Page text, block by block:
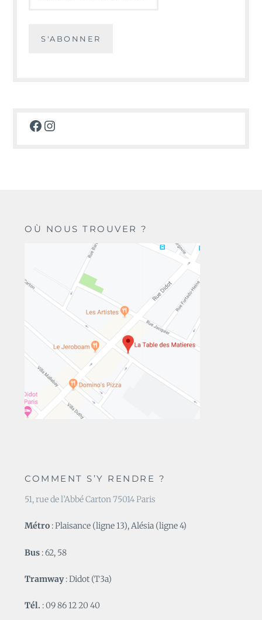
Facebook
Instagram
OÙ NOUS TROUVER ?
COMMENT S’Y RENDRE ?
51, rue de l’Abbé Carton 75014 Paris
Métro : Plaisance (ligne 13), Alésia (ligne 4)
Bus : 62, 58
Tramway: Didot (T3a)
Tél. : 09 86 12 20 40